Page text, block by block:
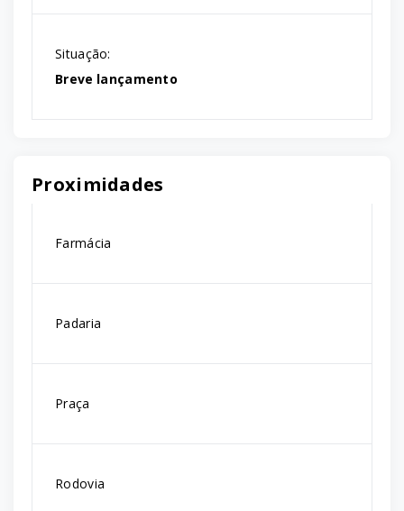
Situação:
Breve lançamento
Proximidades
Farmácia
Padaria
Praça
Rodovia